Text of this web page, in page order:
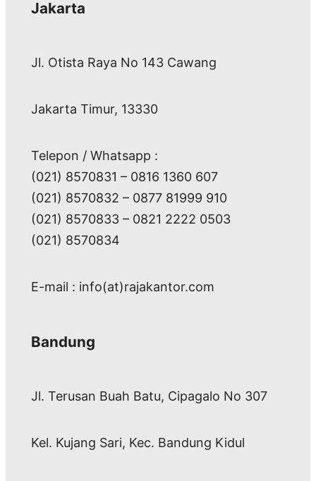
Jakarta
Jl. Otista Raya No 143 Cawang
Jakarta Timur, 13330
Telepon / Whatsapp :
(021) 8570831 – 0816 1360 607
(021) 8570832 – 0877 81999 910
(021) 8570833 – 0821 2222 0503
(021) 8570834
E-mail : info(at)rajakantor.com
Bandung
Jl. Terusan Buah Batu, Cipagalo No 307
Kel. Kujang Sari, Kec. Bandung Kidul